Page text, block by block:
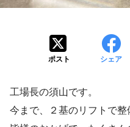
ポスト シェア
工場長の須山です。
今まで、２基のリフトで整